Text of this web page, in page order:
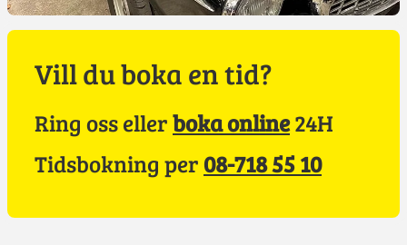
Vill du boka en tid?
Ring oss ellerboka online24H
Tidsbokning per08-718 55 10